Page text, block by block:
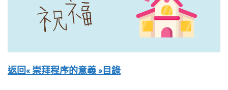
返回« 崇拜程序的意義 »目錄